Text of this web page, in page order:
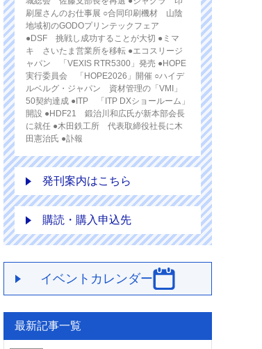
刷屋さんのお仕事展 ○合同印刷機材 山陰
地域初のGODOプリンテックフェア
●DSF 挑戦し成功することが大切 ●ミマ
キ さいたま営業所を移転 ●エコスリージ
ャパン 「VEXIS RTR5300」発売 ●HOPE
実行委員会 「HOPE2026」開催 ○ハイデ
ルベルグ・ジャパン 資材管理の「VMI」
50契約達成 ●ITP 「ITP DXショールーム」
開設 ●HDF21 鍛治川和広氏が新本部会長
に就任 ●木田鉄工所 代表取締役社長に木
田憲治氏 ●訃報
発刊案内はこちら
購読・購入申込先
イベントカレンダー
最新記事一覧